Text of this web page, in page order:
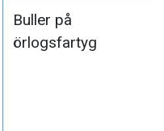
Buller på
örlogsfartyg